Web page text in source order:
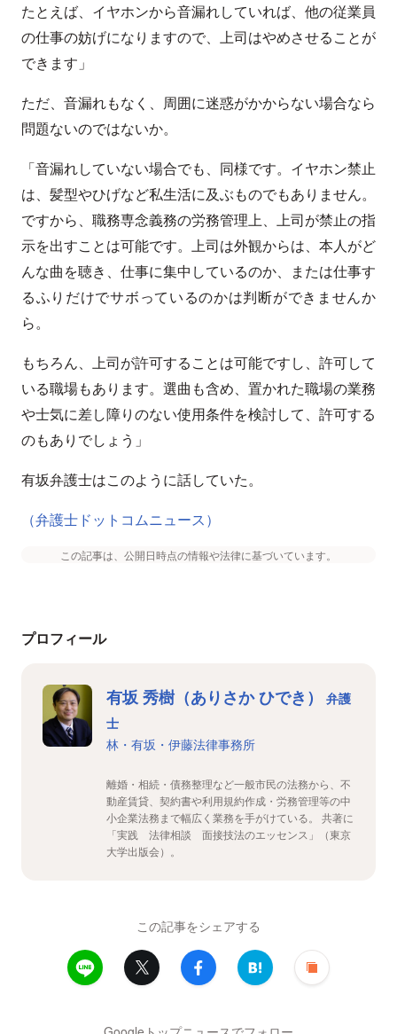
たとえば、イヤホンから音漏れしていれば、他の従業員
の仕事の妨げになりますので、上司はやめさせることが
できます」
ただ、音漏れもなく、周囲に迷惑がかからない場合なら
問題ないのではないか。
「音漏れしていない場合でも、同様です。イヤホン禁止
は、髪型やひげなど私生活に及ぶものでもありません。
ですから、職務専念義務の労務管理上、上司が禁止の指
示を出すことは可能です。上司は外観からは、本人がど
んな曲を聴き、仕事に集中しているのか、または仕事す
るふりだけでサボっているのかは判断ができませんか
ら。
もちろん、上司が許可することは可能ですし、許可して
いる職場もあります。選曲も含め、置かれた職場の業務
や士気に差し障りのない使用条件を検討して、許可する
のもありでしょう」
有坂弁護士はこのように話していた。
（弁護士ドットコムニュース）
この記事は、公開日時点の情報や法律に基づいています。
プロフィール
有坂 秀樹（ありさか ひでき）
弁護
士
林・有坂・伊藤法律事務所
離婚・相続・債務整理など一般市民の法務から、不
動産賃貸、契約書や利用規約作成・労務管理等の中
小企業法務まで幅広く業務を手がけている。 共著に
「実践 法律相談 面接技法のエッセンス」（東京
大学出版会）。
この記事をシェアする